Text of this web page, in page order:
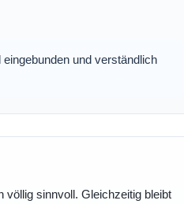
und verständlich
völlig sinnvoll. Gleichzeitig bleibt